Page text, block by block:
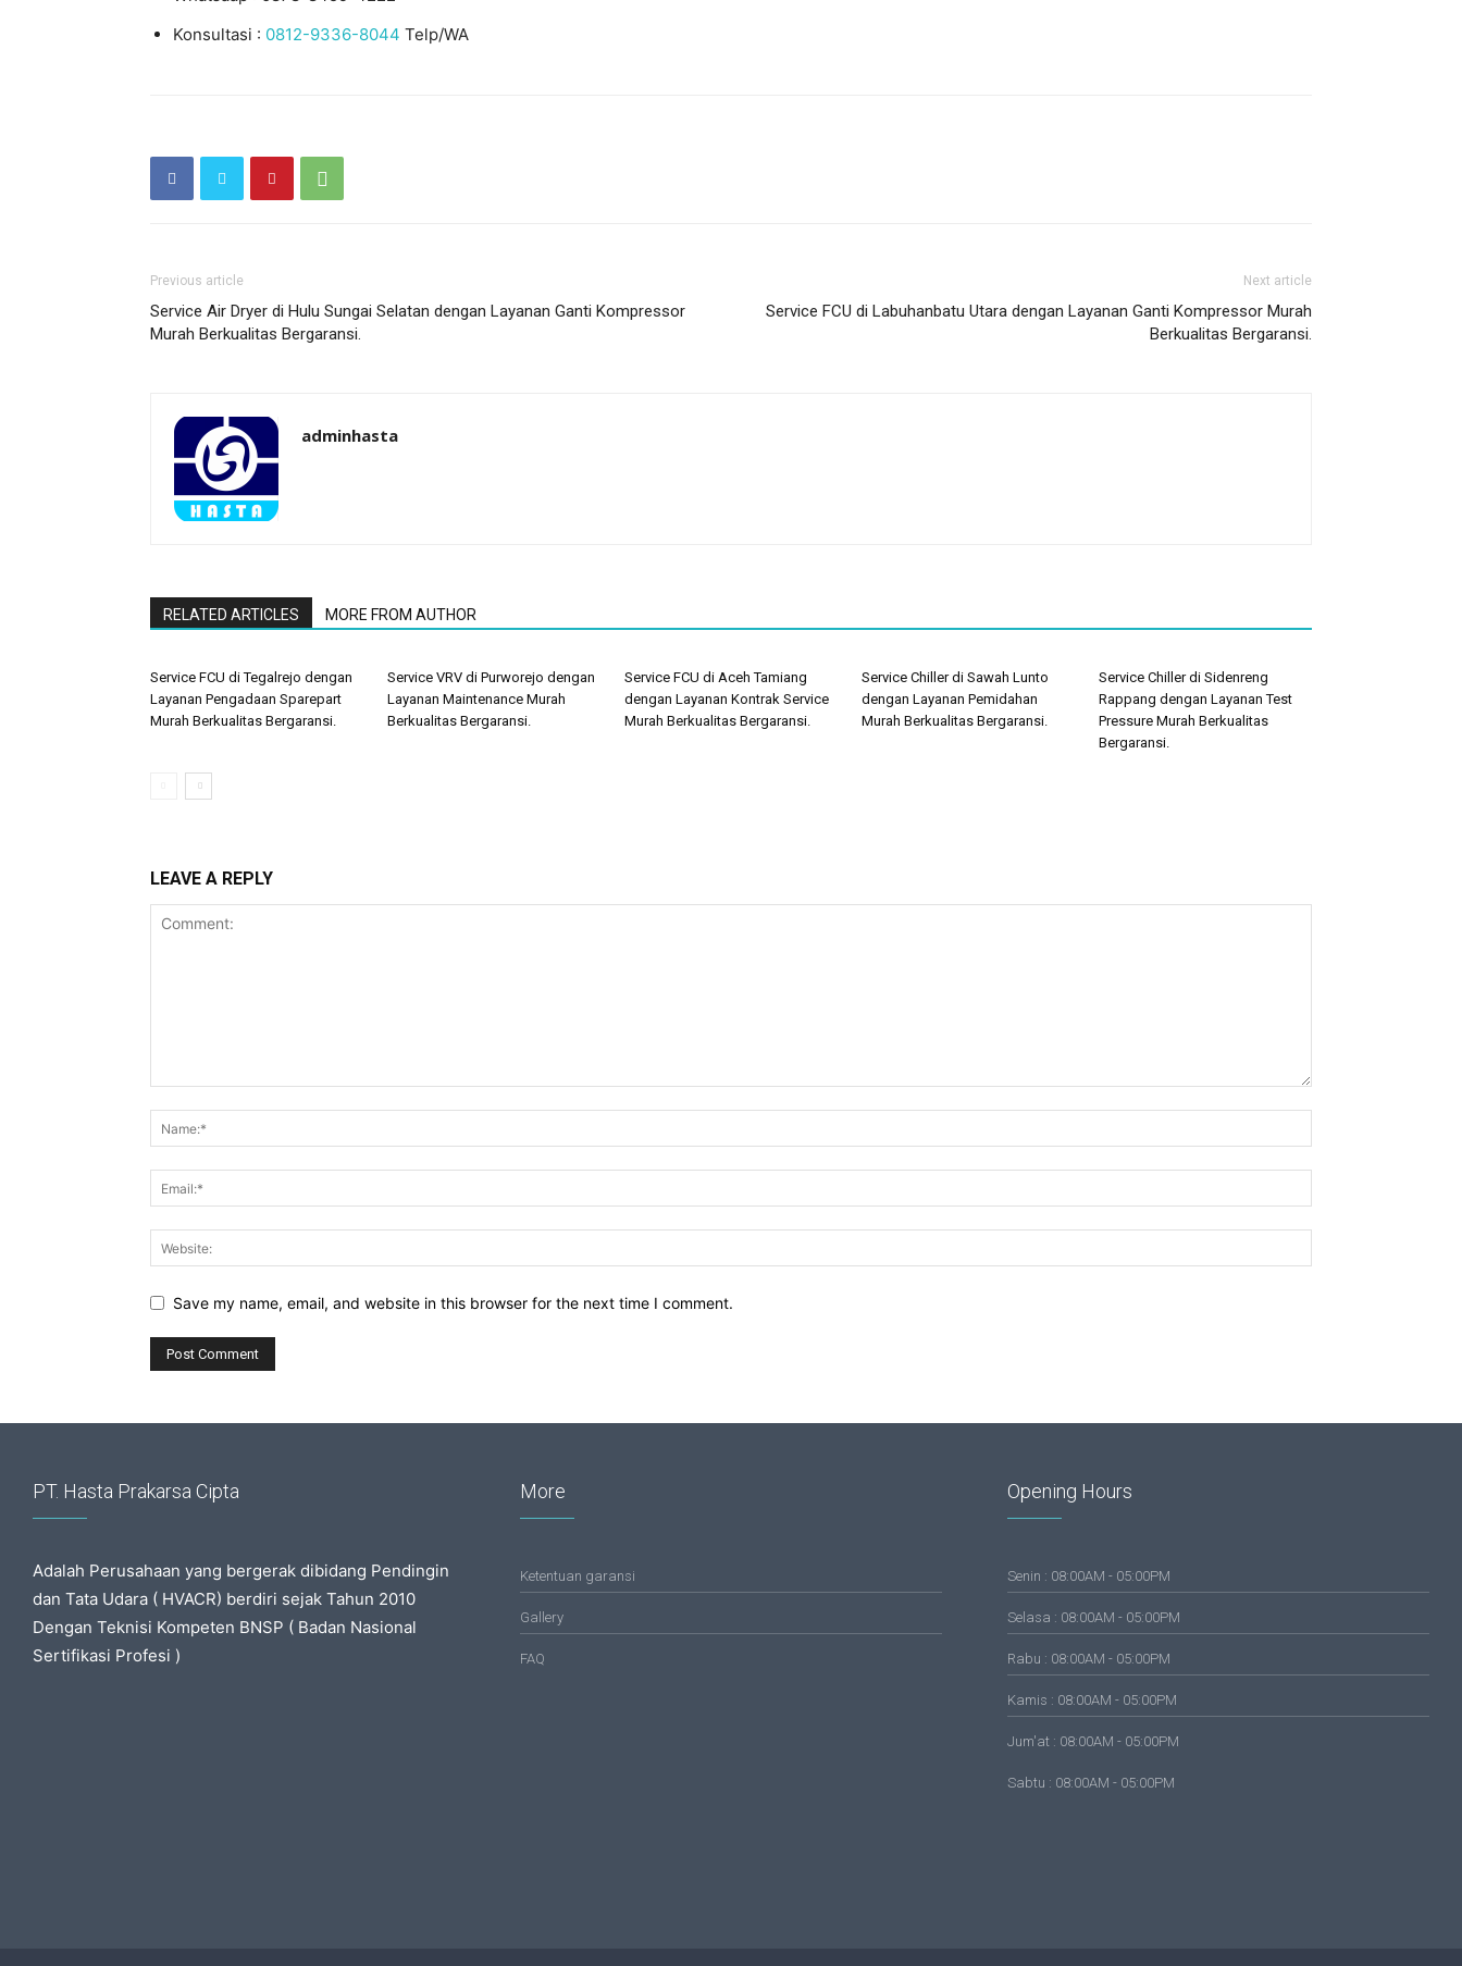
Konsultasi : 0812-9336-8044 Telp/WA
Previous article
Service Air Dryer di Hulu Sungai Selatan dengan Layanan Ganti Kompressor
Murah Berkualitas Bergaransi.
Next article
Service FCU di Labuhanbatu Utara dengan Layanan Ganti Kompressor Murah
Berkualitas Bergaransi.
adminhasta
RELATED ARTICLES MORE FROM AUTHOR
Service FCU di Tegalrejo dengan
Layanan Pengadaan Sparepart
Murah Berkualitas Bergaransi.
Service VRV di Purworejo dengan
Layanan Maintenance Murah
Berkualitas Bergaransi.
Service FCU di Aceh Tamiang
dengan Layanan Kontrak Service
Murah Berkualitas Bergaransi.
Service Chiller di Sawah Lunto
dengan Layanan Pemidahan
Murah Berkualitas Bergaransi.
Service Chiller di Sidenreng
Rappang dengan Layanan Test
Pressure Murah Berkualitas
Bergaransi.
LEAVE A REPLY
Save my name, email, and website in this browser for the next time I comment.
PT. Hasta Prakarsa Cipta
Adalah Perusahaan yang bergerak dibidang Pendingin
dan Tata Udara ( HVACR) berdiri sejak Tahun 2010
Dengan Teknisi Kompeten BNSP ( Badan Nasional
Sertifikasi Profesi )
More
Ketentuan garansi
Gallery
FAQ
Opening Hours
Senin : 08:00AM - 05:00PM
Selasa : 08:00AM - 05:00PM
Rabu : 08:00AM - 05:00PM
Kamis : 08:00AM - 05:00PM
Jum'at : 08:00AM - 05:00PM
Sabtu : 08:00AM - 05:00PM